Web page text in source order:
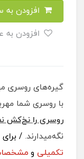
​​​​​​​​گیره‌های روسری
با روسری شما
روسری را نخ‌کش
نگه‌میدارند. /
تکمیلی و